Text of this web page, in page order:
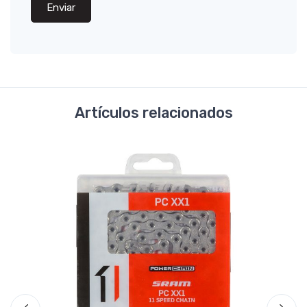
Enviar
Artículos relacionados